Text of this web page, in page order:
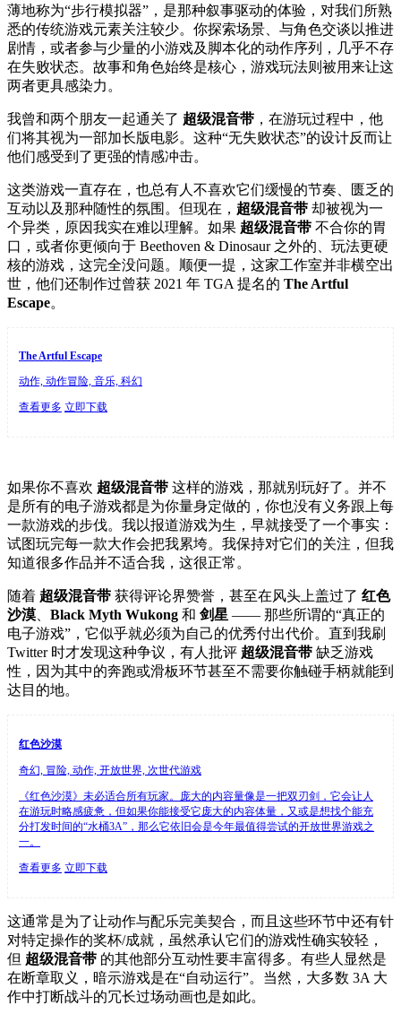
薄地称为“步行模拟器”，是那种叙事驱动的体验，对我们所熟
悉的传统游戏元素关注较少。你探索场景、与角色交谈以推进
剧情，或者参与少量的小游戏及脚本化的动作序列，几乎不存
在失败状态。故事和角色始终是核心，游戏玩法则被用来让这
两者更具感染力。
我曾和两个朋友一起通关了 超级混音带 ，在游玩过程中，他
们将其视为一部加长版电影。这种“无失败状态”的设计反而让
他们感受到了更强的情感冲击。
这类游戏一直存在，也总有人不喜欢它们缓慢的节奏、匮乏的
互动以及那种随性的氛围。但现在， 超级混音带 却被视为一
个异类，原因我实在难以理解。如果 超级混音带 不合你的胃
口，或者你更倾向于 Beethoven & Dinosaur 之外的、玩法更硬
核的游戏，这完全没问题。顺便一提，这家工作室并非横空出
世，他们还制作过曾获 2021 年 TGA 提名的 The Artful
Escape。
The Artful Escape
动作, 动作冒险, 音乐, 科幻
查看更多 立即下载
如果你不喜欢 超级混音带 这样的游戏，那就别玩好了。并不
是所有的电子游戏都是为你量身定做的，你也没有义务跟上每
一款游戏的步伐。我以报道游戏为生，早就接受了一个事实：
试图玩完每一款大作会把我累垮。我保持对它们的关注，但我
知道很多作品并不适合我，这很正常。
随着 超级混音带 获得评论界赞誉，甚至在风头上盖过了 红色
沙漠
Black Myth Wukong 和 剑星 —— 那些所谓的“真正的
电子游戏”，它似乎就必须为自己的优秀付出代价。直到我刷
Twitter 时才发现这种争议，有人批评 超级混音带 缺乏游戏
性，因为其中的奔跑或滑板环节甚至不需要你触碰手柄就能到
达目的地。
红色沙漠
奇幻, 冒险, 动作, 开放世界, 次世代游戏
《红色沙漠》未必适合所有玩家。庞大的内容量像是一把双刃剑，它会让人
在游玩时略感疲惫，但如果你能接受它庞大的内容体量，又或是想找个能充
分打发时间的“水桶3A”，那么它依旧会是今年最值得尝试的开放世界游戏之
一。
查看更多 立即下载
这通常是为了让动作与配乐完美契合，而且这些环节中还有针
对特定操作的奖杯/成就，虽然承认它们的游戏性确实较轻，
但 超级混音带 的其他部分互动性要丰富得多。有些人显然是
在断章取义，暗示游戏是在“自动运行”。当然，大多数 3A 大
作中打断战斗的冗长过场动画也是如此。